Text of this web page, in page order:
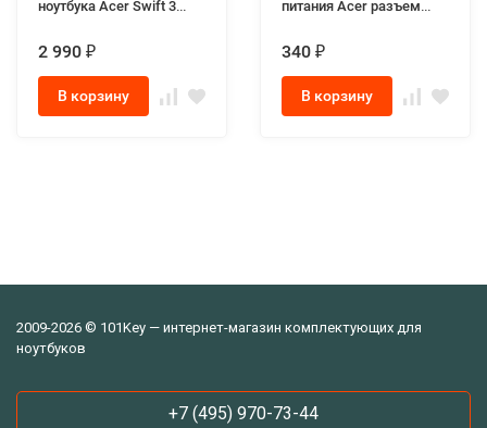
ноутбука Acer Swift 3
2 990 ₽
В корзину
питания Acer разъем
340 ₽
В корзину
2009-2026 © 101Key — интернет-магазин комплектующих для
ноутбуков
+7 (495) 970-73-44